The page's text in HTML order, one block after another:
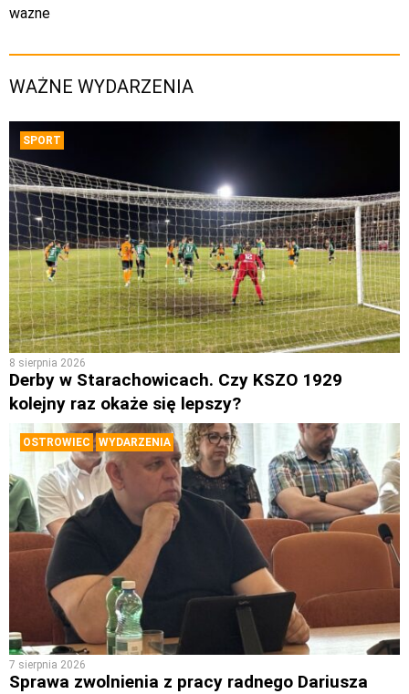
wazne
WAŻNE WYDARZENIA
SPORT
8 sierpnia 2026
Derby w Starachowicach. Czy KSZO 1929
kolejny raz okaże się lepszy?
OSTROWIEC WYDARZENIA
7 sierpnia 2026
Sprawa zwolnienia z pracy radnego Dariusza